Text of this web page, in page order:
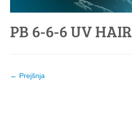
PB 6-6-6 UV HAIR
← Prejšnja